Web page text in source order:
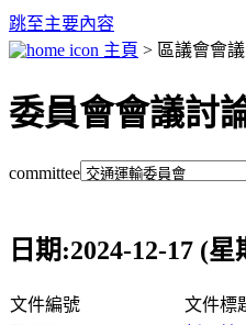
跳至主要內容
主頁 > 區議會會
委員會會議討
committee
日期:2024-12-17 (
文件編號 文件標